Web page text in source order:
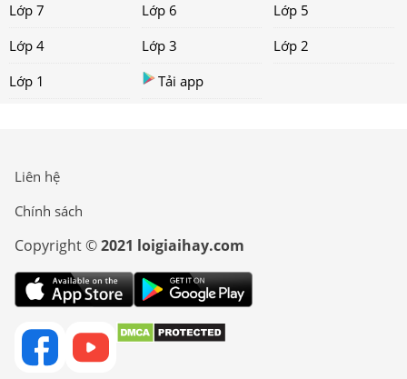
Lớp 7
Lớp 6
Lớp 5
Lớp 4
Lớp 3
Lớp 2
Lớp 1
Tải app
Liên hệ
Chính sách
Copyright ©2021 loigiaihay.com